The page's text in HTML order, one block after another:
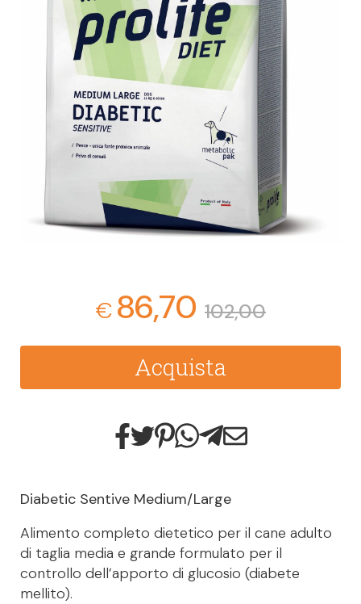
€86,70 102,00
Acquista
Diabetic Sentive Medium/Large
Alimento completo dietetico per il cane adulto
di taglia media e grande formulato per il
controllo dell’apporto di glucosio (diabete
mellito).